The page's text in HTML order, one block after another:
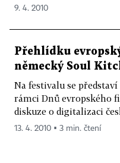
9. 4. 2010
Přehlídku
německý Soul
Na festivalu se
rámci Dnů evropského
diskuze o digitalizaci
13. 4. 2010 ▪ 3 min. čtení